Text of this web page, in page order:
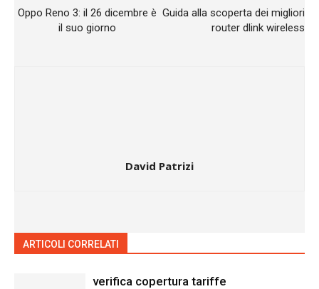
Oppo Reno 3: il 26 dicembre è
il suo giorno
Guida alla scoperta dei migliori
router dlink wireless
David Patrizi
ARTICOLI CORRELATI
verifica copertura tariffe